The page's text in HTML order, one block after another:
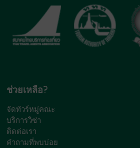
ช่วยเหลือ?
จัดทัวร์หมู่คณะ
บริการวิซ่า
ติดต่อเรา
คำถามที่พบบ่อย